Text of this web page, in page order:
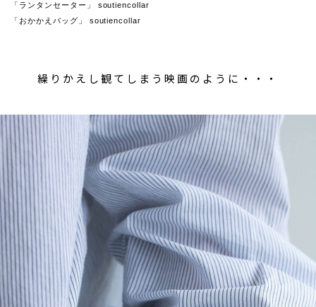
「ランタンセーター」 soutiencollar
「おかかえバッグ」 soutiencollar
繰りかえし観てしまう映画のように・・・